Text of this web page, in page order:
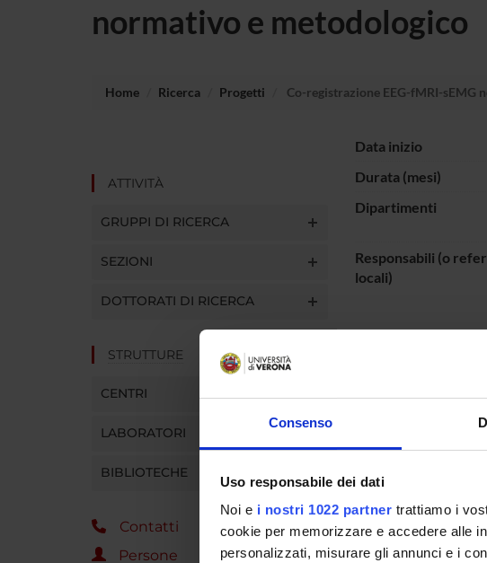
Consenso
Uso responsabile dei dati
Noi e i nostri 1022 partner trattiamo i
cookie per memorizzare e accedere alle
personalizzati, misurare gli annunci e i
normativo e metodologico
Home Ricerca Progetti Co-registrazione EEG-fMRI-sEMG
ATTIVITÀ
GRUPPI DI RICERCA
SEZIONI
DOTTORATI DI RICERCA
STRUTTURE
CENTRI
LABORATORI
BIBLIOTECHE
Contatti
Persone
Data inizio
Durata (mesi)
Dipartimenti
Responsabili (o
locali)
Analisi ed
funzionale e
magnetico e da
relazione alla
di attivazione
epilettici e con stroke.
Mirko Avesani